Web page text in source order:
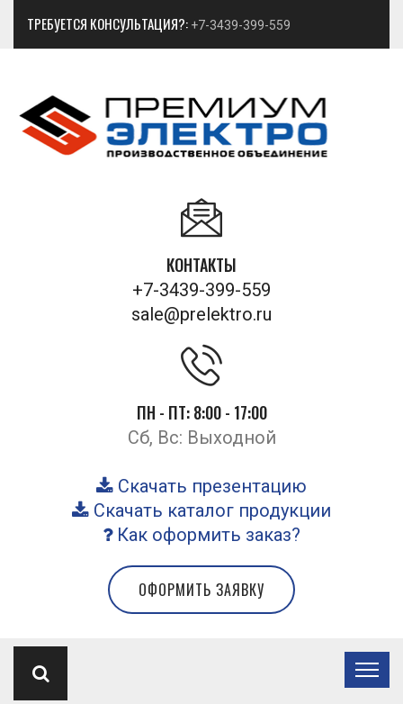
ТРЕБУЕТСЯ КОНСУЛЬТАЦИЯ?: +7-3439-399-559
КОНТАКТЫ
+7-3439-399-559
sale@prelektro.ru
ПН - ПТ: 8:00 - 17:00
Сб, Вс: Выходной
Скачать презентацию
Скачать каталог продукции
Как оформить заказ?
ОФОРМИТЬ ЗАЯВКУ